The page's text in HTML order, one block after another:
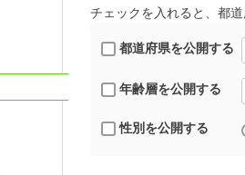
チェックを入れると、都
都道府県を公開する
年齢層を公開する
性別を公開する